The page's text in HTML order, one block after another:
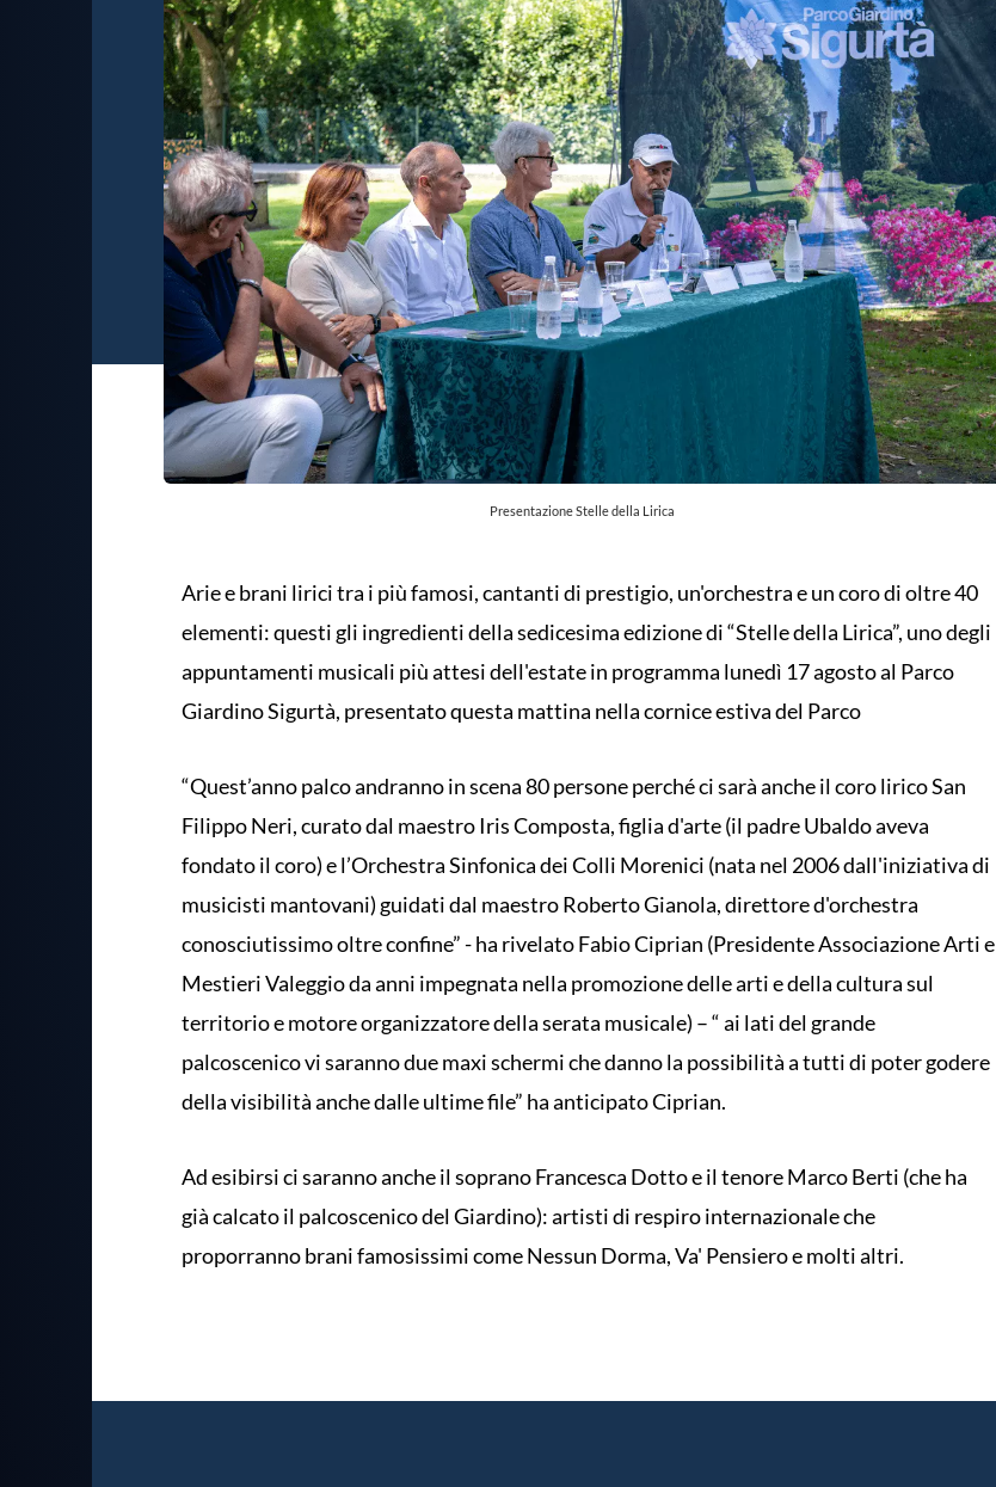
Presentazione Stelle della Lirica
Arie e brani lirici tra i più famosi, cantanti di prestigio, un'orchestra e un coro di oltre 40
elementi: questi gli ingredienti della sedicesima edizione di “Stelle della Lirica”, uno degli
appuntamenti musicali più attesi dell'estate in programma lunedì 17 agosto al Parco
Giardino Sigurtà, presentato questa mattina nella cornice estiva del Parco
“Quest’anno palco andranno in scena 80 persone perché ci sarà anche il coro lirico San
Filippo Neri, curato dal maestro Iris Composta, figlia d'arte (il padre Ubaldo aveva
fondato il coro) e l’Orchestra Sinfonica dei Colli Morenici (nata nel 2006 dall'iniziativa di
musicisti mantovani) guidati dal maestro Roberto Gianola, direttore d'orchestra
conosciutissimo oltre confine” - ha rivelato Fabio Ciprian (Presidente Associazione Arti e
Mestieri Valeggio da anni impegnata nella promozione delle arti e della cultura sul
territorio e motore organizzatore della serata musicale) – “ ai lati del grande
palcoscenico vi saranno due maxi schermi che danno la possibilità a tutti di poter godere
della visibilità anche dalle ultime file” ha anticipato Ciprian.
Ad esibirsi ci saranno anche il soprano Francesca Dotto e il tenore Marco Berti (che ha
già calcato il palcoscenico del Giardino): artisti di respiro internazionale che
proporranno brani famosissimi come Nessun Dorma, Va' Pensiero e molti altri.